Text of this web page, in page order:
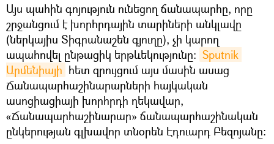
Այս պահին գոյություն ունեցող ճանապարհը, որը
շրջանցում է խորհրդային տարիների անկլավը
(ներկայիս Տիգրանաշեն գյուղը), չի կարող
ապահովել ընթացիկ երթևեկությունը։ Sputnik
Արմենիայի հետ զրույցում այս մասին ասաց
Ճանապարհաշինարարների հայկական
ասոցիացիայի խորհրդի ղեկավար,
«Ճանապարհաշինարար» ճանապարհաշինական
ընկերության գլխավոր տնօրեն Էդուարդ Բեզոյանը։